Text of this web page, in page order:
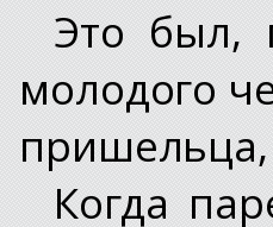
Это был,
молодого
Когда